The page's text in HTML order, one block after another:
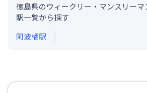
徳島県のウィークリー・マンスリーマ
駅一覧から探す
阿波橘駅